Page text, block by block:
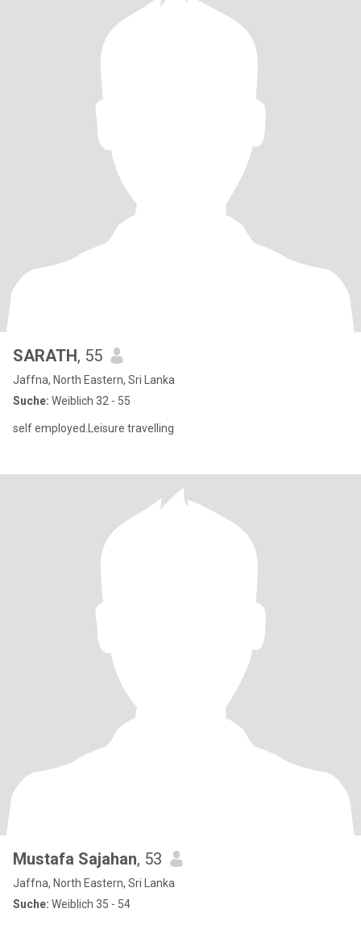
SARATH, 55
Jaffna, North Eastern, Sri Lanka
Suche: Weiblich 32 - 55
self employed.Leisure travelling
Mustafa Sajahan, 53
Jaffna, North Eastern, Sri Lanka
Suche: Weiblich 35 - 54